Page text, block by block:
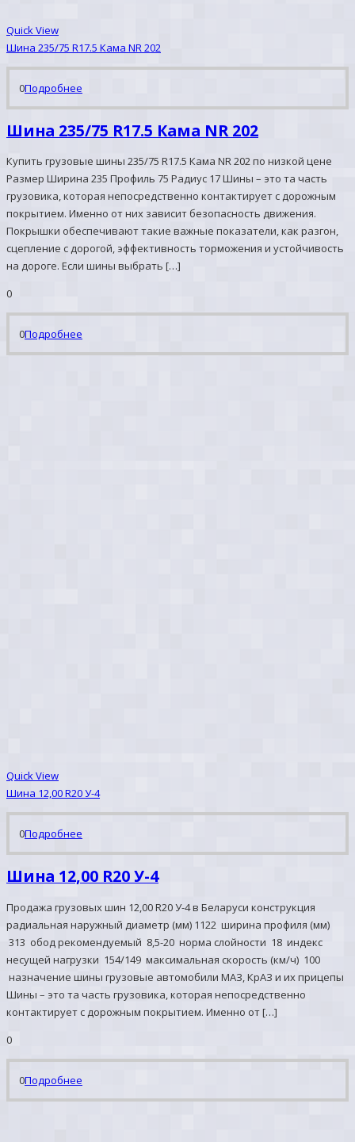
Quick View
Шина 235/75 R17.5 Кама NR 202
0Подробнее
Шина 235/75 R17.5 Кама NR 202
Купить грузовые шины 235/75 R17.5 Кама NR 202 по низкой цене
Размер Ширина 235 Профиль 75 Радиус 17 Шины – это та часть
грузовика, которая непосредственно контактирует с дорожным
покрытием. Именно от них зависит безопасность движения.
Покрышки обеспечивают такие важные показатели, как разгон,
сцепление с дорогой, эффективность торможения и устойчивость
на дороге. Если шины выбрать […]
0
0Подробнее
Quick View
Шина 12,00 R20 У-4
0Подробнее
Шина 12,00 R20 У-4
Продажа грузовых шин 12,00 R20 У-4 в Беларуси конструкция
радиальная наружный диаметр (мм) 1122 ширина профиля (мм)
313 обод рекомендуемый 8,5-20 норма слойности 18 индекс
несущей нагрузки 154/149 максимальная скорость (км/ч) 100
назначение шины грузовые автомобили МАЗ, КрАЗ и их прицепы
Шины – это та часть грузовика, которая непосредственно
контактирует с дорожным покрытием. Именно от […]
0
0Подробнее